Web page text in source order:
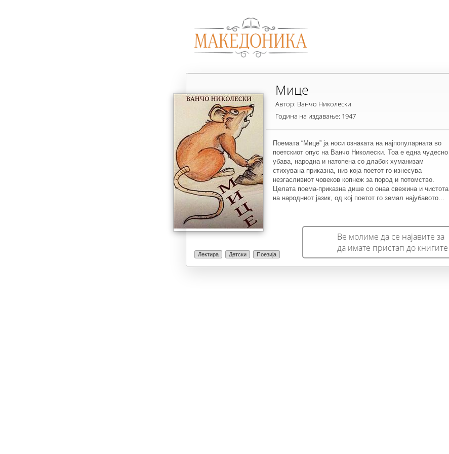
Лектира Детски Поезија
Мице
Автор: Ванчо Николески
Година на издавање: 1947
Поемата “Мице” ја носи ознаката на најпопуларната во
поетскиот опус на Ванчо Николески. Тоа е една чудесно
убава, народна и натопена со длабок хуманизам
стихувана приказна, низ која поетот го изнесува
незгасливиот човеков копнеж за пород и потомство.
Целата поема-приказна дише со онаа свежина и чистота
на народниот јазик, од кој поетот го земал најубавото...
Ве молиме да се најавите за
да имате пристап до книгите